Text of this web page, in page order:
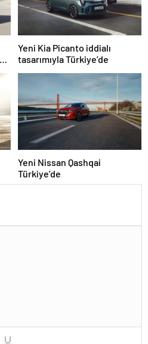
Yeni Kia Picanto iddialı
tasarımıyla Türkiye’de
Yeni Nissan Qashqai
Türkiye’de